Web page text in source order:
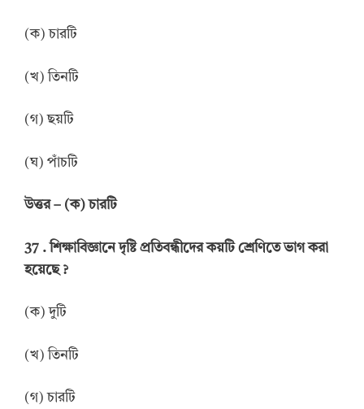
(ক) চারটি
(খ) তিনটি
(গ) ছয়টি
(ঘ) পাঁচটি
উত্তর– (ক) চারটি
37 .শিক্ষাবিজ্ঞানে দৃষ্টি প্রতিবন্ধীদের কয়টি শ্রেণিতে ভাগ করা
হয়েছে ?
(ক) দুটি
(খ) তিনটি
(গ) চারটি